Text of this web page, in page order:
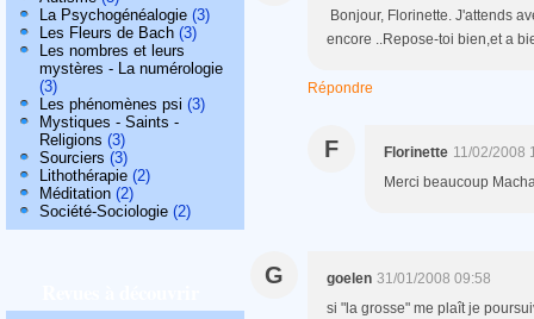
La Psychogénéalogie (3)
Les Fleurs de Bach (3)
Les nombres et leurs
mystères - La numérologie
(3)
Les phénomènes psi (3)
Mystiques - Saints -
Religions (3)
Sourciers (3)
Lithothérapie (2)
Méditation (2)
Société-Sociologie (2)
Bonjour, Florinette. J'attends
encore ..Repose-toi bien,et a
Répondre
F Florinette 11/02/2008
Merci beaucoup
G goelen 31/01/2008 09:58
si "la grosse" me plaît je